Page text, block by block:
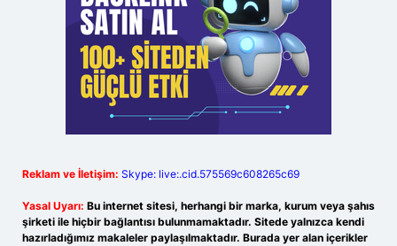
Reklam ve İletişim: Skype: live:.cid.575569c608265c69
Yasal Uyarı: Bu internet sitesi, herhangi bir marka, kurum veya şahıs
şirketi ile hiçbir bağlantısı bulunmamaktadır. Sitede yalnızca kendi
hazırladığımız makaleler paylaşılmaktadır. Burada yer alan içerikler